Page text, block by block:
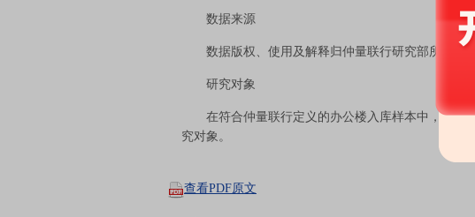
数据来源
数据版权、使用及解释归仲量联行研究部所有
研究对象
在符合仲量联行定义的办公楼入库样本中，按企
究对象。
查看PDF原文